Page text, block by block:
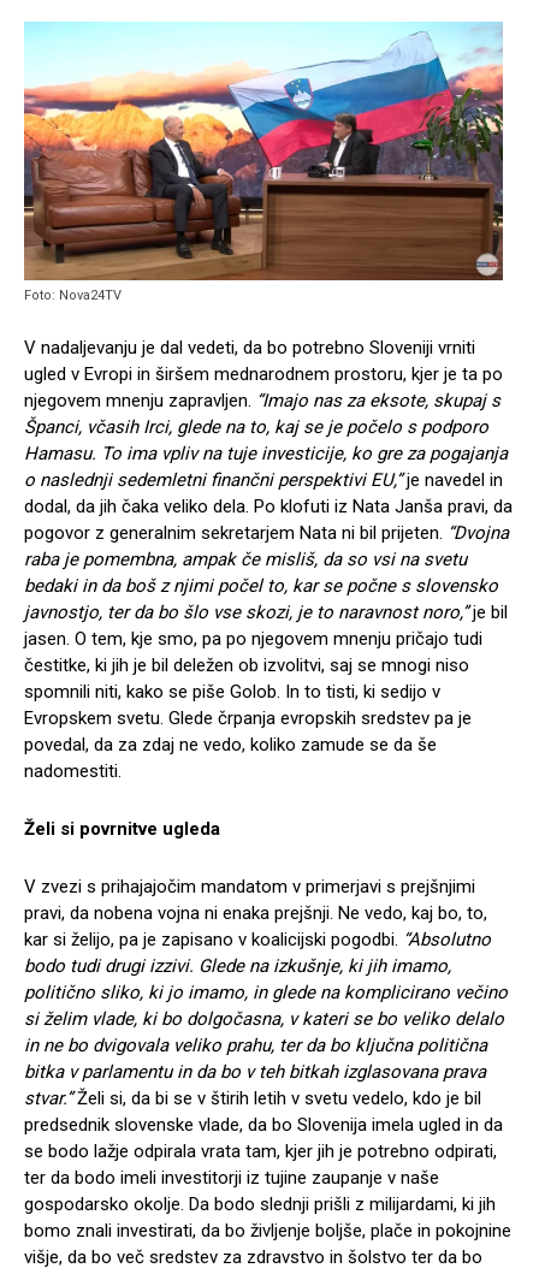
Foto: Nova24TV
V nadaljevanju je dal vedeti, da bo potrebno Sloveniji vrniti
ugled v Evropi in širšem mednarodnem prostoru, kjer je ta po
njegovem mnenju zapravljen. “Imajo nas za eksote, skupaj s
Španci, včasih Irci, glede na to, kaj se je počelo s podporo
Hamasu. To ima vpliv na tuje investicije, ko gre za pogajanja
o naslednji sedemletni finančni perspektivi EU,”je navedel in
dodal, da jih čaka veliko dela. Po klofuti iz Nata Janša pravi, da
pogovor z generalnim sekretarjem Nata ni bil prijeten. “Dvojna
raba je pomembna, ampak če misliš, da so vsi na svetu
bedaki in da boš z njimi počel to, kar se počne s slovensko
javnostjo, ter da bo šlo vse skozi, je to naravnost noro,”je bil
jasen. O tem, kje smo, pa po njegovem mnenju pričajo tudi
čestitke, ki jih je bil deležen ob izvolitvi, saj se mnogi niso
spomnili niti, kako se piše Golob. In to tisti, ki sedijo v
Evropskem svetu. Glede črpanja evropskih sredstev pa je
povedal, da za zdaj ne vedo, koliko zamude se da še
nadomestiti.
Želi si povrnitve ugleda
V zvezi s prihajajočim mandatom v primerjavi s prejšnjimi
pravi, da nobena vojna ni enaka prejšnji. Ne vedo, kaj bo, to,
kar si želijo, pa je zapisano v koalicijski pogodbi. “Absolutno
bodo tudi drugi izzivi. Glede na izkušnje, ki jih imamo,
politično sliko, ki jo imamo, in glede na komplicirano večino
si želim vlade, ki bo dolgočasna, v kateri se bo veliko delalo
in ne bo dvigovala veliko prahu, ter da bo ključna politična
bitka v parlamentu in da bo v teh bitkah izglasovana prava
stvar.”Želi si, da bi se v štirih letih v svetu vedelo, kdo je bil
predsednik slovenske vlade, da bo Slovenija imela ugled in da
se bodo lažje odpirala vrata tam, kjer jih je potrebno odpirati,
ter da bodo imeli investitorji iz tujine zaupanje v naše
gospodarsko okolje. Da bodo slednji prišli z milijardami, ki jih
bomo znali investirati, da bo življenje boljše, plače in pokojnine
višje, da bo več sredstev za zdravstvo in šolstvo ter da bo